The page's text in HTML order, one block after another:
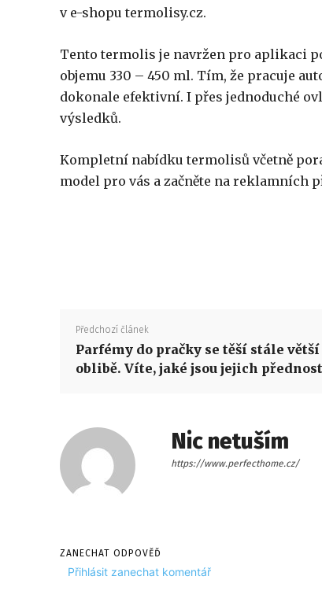
v e-shopu termolisy.cz.
Tento termolis je navržen pro aplikaci
objemu 330 – 450 ml. Tím, že pracuje
dokonale efektivní. I přes jednoduché
výsledků.
Kompletní nabídku termolisů včetně
model pro vás a začněte na reklamních
Předchozí článek
Parfémy do pračky se těší stále větší
oblibě. Víte, jaké jsou jejich
Nic netuším
https://www.perfecthome.cz/
ZANECHAT ODPOVĚĎ
Přihlásit zanechat komentář